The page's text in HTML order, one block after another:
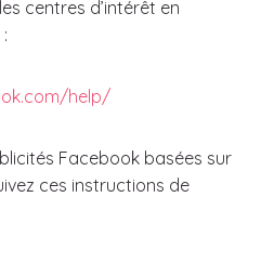
centres d’intérêt en
help/
Facebook basées sur
ces instructions de